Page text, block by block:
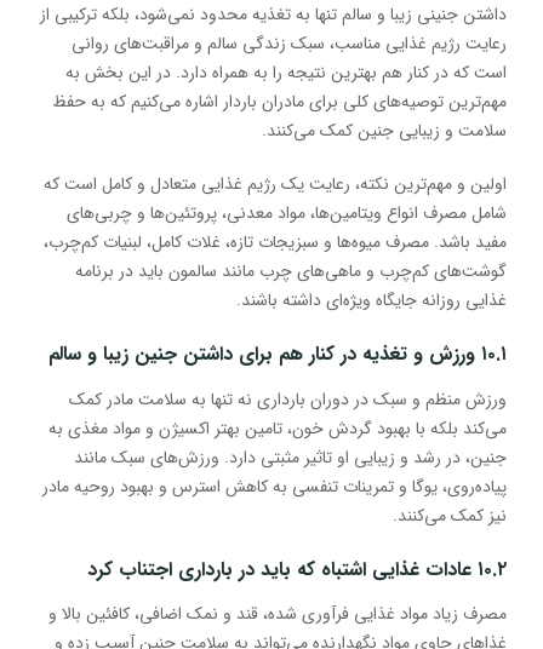
داشتن جنینی زیبا و سالم تنها به تغذیه محدود نمی‌شود، بلکه ترکیبی از
رعایت رژیم غذایی مناسب، سبک زندگی سالم و مراقبت‌های روانی
است که در کنار هم بهترین نتیجه را به همراه دارد. در این بخش به
مهم‌ترین توصیه‌های کلی برای مادران باردار اشاره می‌کنیم که به حفظ
سلامت و زیبایی جنین کمک می‌کنند.
اولین و مهم‌ترین نکته، رعایت یک رژیم غذایی متعادل و کامل است که
شامل مصرف انواع ویتامین‌ها، مواد معدنی، پروتئین‌ها و چربی‌های
مفید باشد. مصرف میوه‌ها و سبزیجات تازه، غلات کامل، لبنیات کم‌چرب،
گوشت‌های کم‌چرب و ماهی‌های چرب مانند سالمون باید در برنامه
غذایی روزانه جایگاه ویژه‌ای داشته باشند.
۱۰.۱ ورزش و تغذیه در کنار هم برای داشتن جنین زیبا و سالم
ورزش منظم و سبک در دوران بارداری نه تنها به سلامت مادر کمک
می‌کند بلکه با بهبود گردش خون، تامین بهتر اکسیژن و مواد مغذی به
جنین، در رشد و زیبایی او تاثیر مثبتی دارد. ورزش‌های سبک مانند
پیاده‌روی، یوگا و تمرینات تنفسی به کاهش استرس و بهبود روحیه مادر
نیز کمک می‌کنند.
۱۰.۲ عادات غذایی اشتباه که باید در بارداری اجتناب کرد
مصرف زیاد مواد غذایی فرآوری شده، قند و نمک اضافی، کافئین بالا و
غذاهای حاوی مواد نگهدارنده می‌تواند به سلامت جنین آسیب زده و